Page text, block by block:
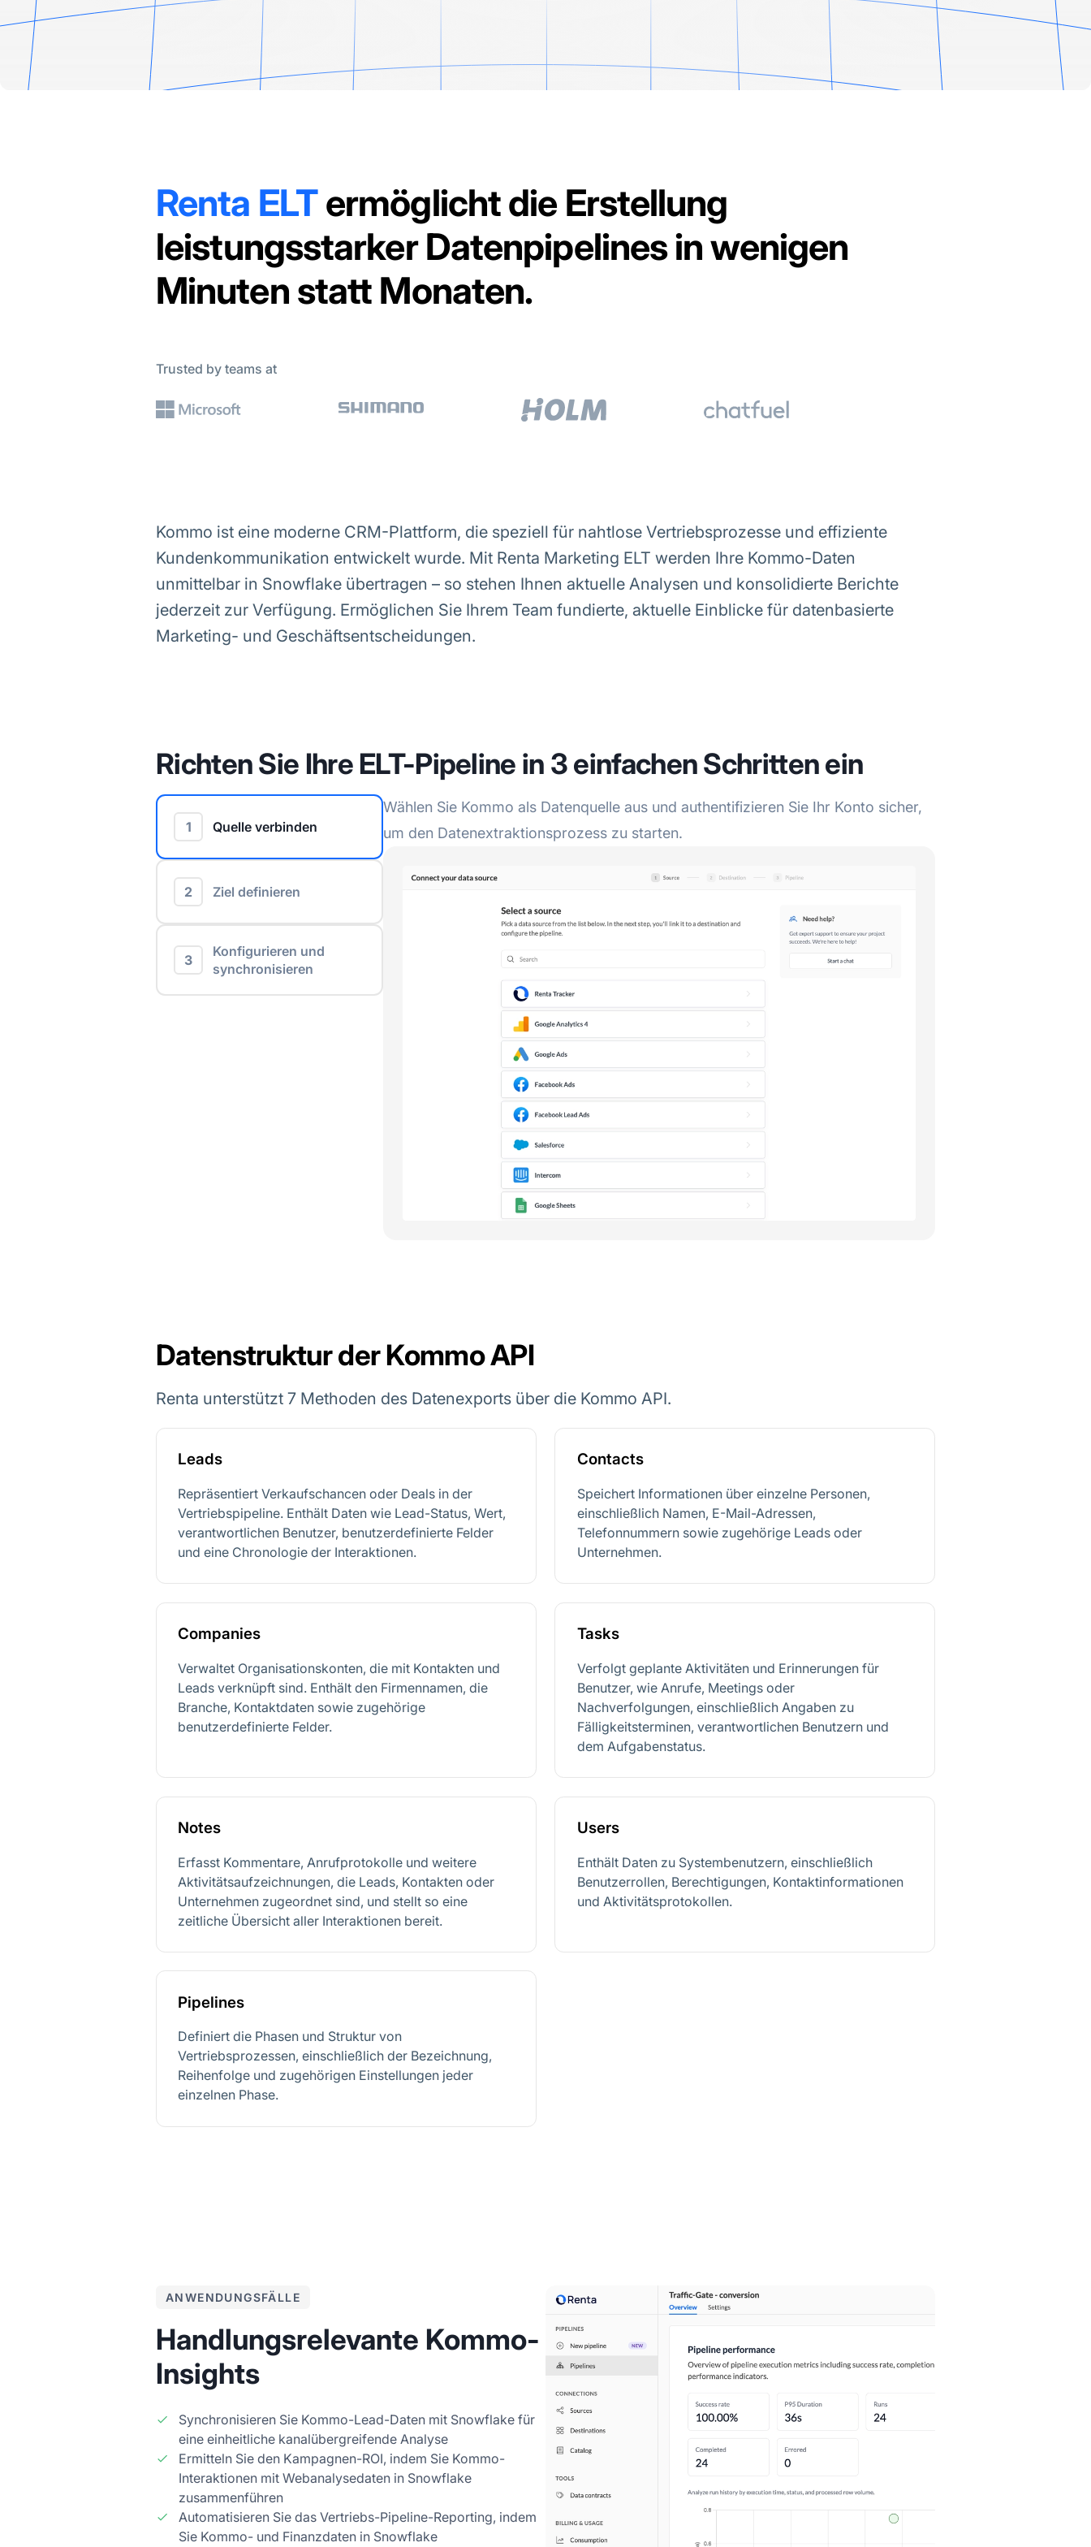
Renta ELTermöglicht die Erstellung
leistungsstarker Datenpipelines in wenigen
Minuten statt Monaten.
Trusted by teams at
Kommo ist eine moderne CRM-Plattform, die speziell für nahtlose Vertriebsprozesse und effiziente
Kundenkommunikation entwickelt wurde. Mit Renta Marketing ELT werden Ihre Kommo-Daten
unmittelbar in Snowflake übertragen – so stehen Ihnen aktuelle Analysen und konsolidierte Berichte
jederzeit zur Verfügung. Ermöglichen Sie Ihrem Team fundierte, aktuelle Einblicke für datenbasierte
Marketing- und Geschäftsentscheidungen.
Richten Sie Ihre ELT-Pipeline in 3 einfachen Schritten ein
1 Quelle verbinden
2 Ziel definieren
3
Konfigurieren und
synchronisieren
Wählen Sie Kommo als Datenquelle aus und authentifizieren Sie Ihr Konto sicher,
um den Datenextraktionsprozess zu starten.
Datenstruktur der Kommo API
Renta unterstützt 7 Methoden des Datenexports über die Kommo API.
Leads
Repräsentiert Verkaufschancen oder Deals in der
Vertriebspipeline. Enthält Daten wie Lead-Status, Wert,
verantwortlichen Benutzer, benutzerdefinierte Felder
und eine Chronologie der Interaktionen.
Contacts
Speichert Informationen über einzelne Personen,
einschließlich Namen, E-Mail-Adressen,
Telefonnummern sowie zugehörige Leads oder
Unternehmen.
Companies
Verwaltet Organisationskonten, die mit Kontakten und
Leads verknüpft sind. Enthält den Firmennamen, die
Branche, Kontaktdaten sowie zugehörige
benutzerdefinierte Felder.
Tasks
Verfolgt geplante Aktivitäten und Erinnerungen für
Benutzer, wie Anrufe, Meetings oder
Nachverfolgungen, einschließlich Angaben zu
Fälligkeitsterminen, verantwortlichen Benutzern und
dem Aufgabenstatus.
Notes
Erfasst Kommentare, Anrufprotokolle und weitere
Aktivitätsaufzeichnungen, die Leads, Kontakten oder
Unternehmen zugeordnet sind, und stellt so eine
zeitliche Übersicht aller Interaktionen bereit.
Users
Enthält Daten zu Systembenutzern, einschließlich
Benutzerrollen, Berechtigungen, Kontaktinformationen
und Aktivitätsprotokollen.
Pipelines
Definiert die Phasen und Struktur von
Vertriebsprozessen, einschließlich der Bezeichnung,
Reihenfolge und zugehörigen Einstellungen jeder
einzelnen Phase.
ANWENDUNGSFÄLLE
Handlungsrelevante Kommo-
Insights
Synchronisieren Sie Kommo-Lead-Daten mit Snowflake für
eine einheitliche kanalübergreifende Analyse
Ermitteln Sie den Kampagnen-ROI, indem Sie Kommo-
Interaktionen mit Webanalysedaten in Snowflake
zusammenführen
Automatisieren Sie das Vertriebs-Pipeline-Reporting, indem
Sie Kommo- und Finanzdaten in Snowflake